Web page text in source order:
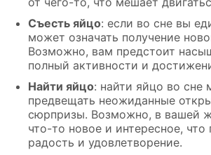
Съесть яйцо: если во сне вы
может означать получение
Возможно, вам предстоит
полный активности и
Найти яйцо: найти яйцо во сне
предвещать неожиданные
сюрпризы. Возможно, в вашей
что-то новое и интересное, что
радость и удовлетворение.